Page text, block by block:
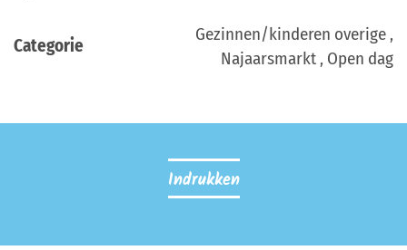
Categorie
Gezinnen/kinderen overige ,
Najaarsmarkt , Open dag
Indrukken